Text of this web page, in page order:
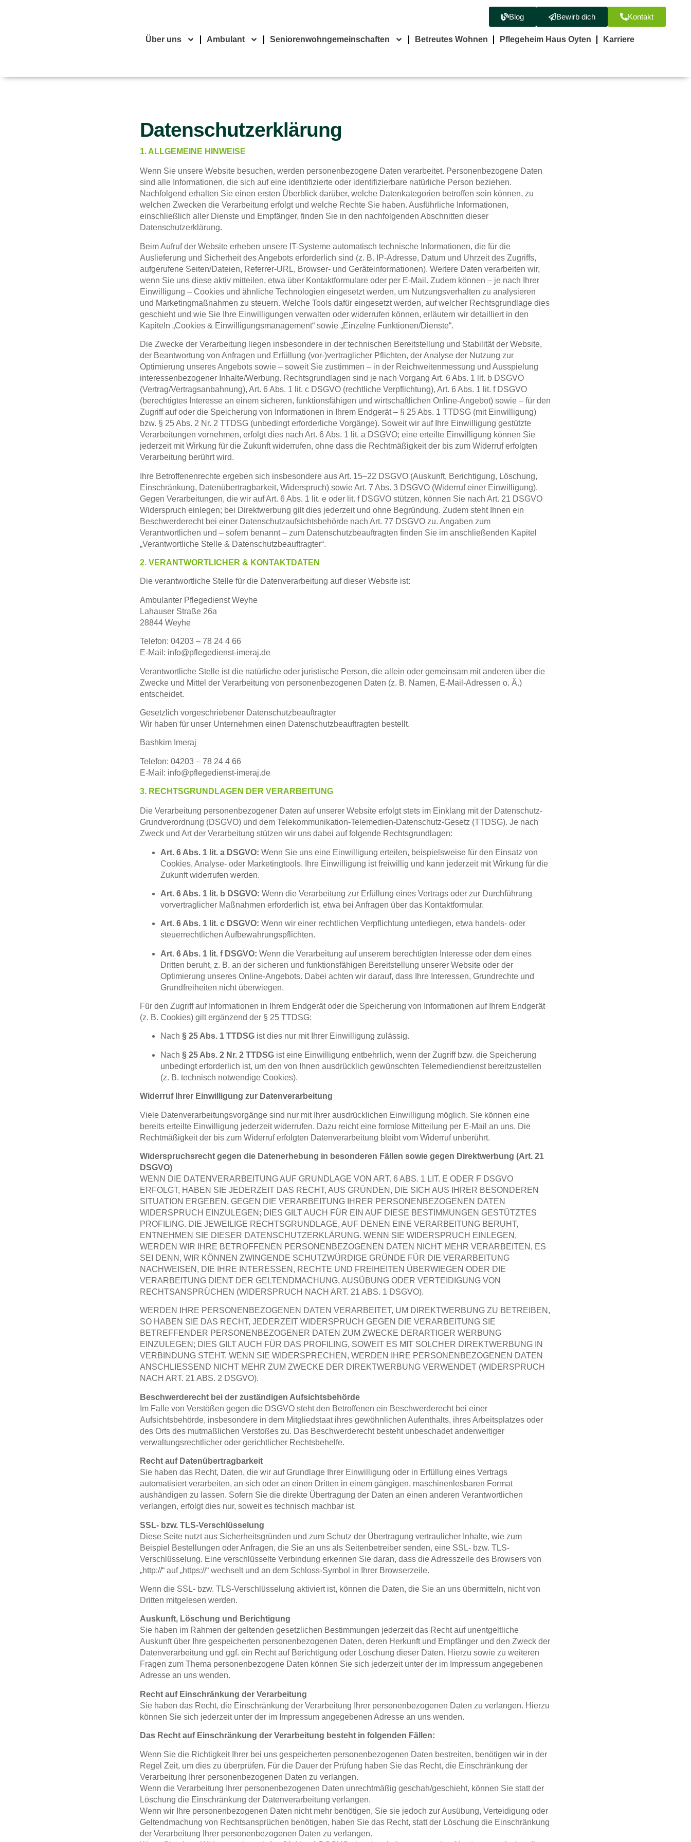
Blog Bewirb dich Kontakt
Über uns Ambulant Seniorenwohngemeinschaften Betreutes Wohnen Pflegeheim Haus Oyten Karriere
Datenschutzerklärung
1. ALLGEMEINE HINWEISE
Wenn Sie unsere Website besuchen, werden personenbezogene Daten verarbeitet. Personenbezogene Daten
sind alle Informationen, die sich auf eine identifizierte oder identifizierbare natürliche Person beziehen.
Nachfolgend erhalten Sie einen ersten Überblick darüber, welche Datenkategorien betroffen sein können, zu
welchen Zwecken die Verarbeitung erfolgt und welche Rechte Sie haben. Ausführliche Informationen,
einschließlich aller Dienste und Empfänger, finden Sie in den nachfolgenden Abschnitten dieser
Datenschutzerklärung.
Beim Aufruf der Website erheben unsere IT-Systeme automatisch technische Informationen, die für die
Auslieferung und Sicherheit des Angebots erforderlich sind (z. B. IP-Adresse, Datum und Uhrzeit des Zugriffs,
aufgerufene Seiten/Dateien, Referrer-URL, Browser- und Geräteinformationen). Weitere Daten verarbeiten wir,
wenn Sie uns diese aktiv mitteilen, etwa über Kontaktformulare oder per E-Mail. Zudem können – je nach Ihrer
Einwilligung – Cookies und ähnliche Technologien eingesetzt werden, um Nutzungsverhalten zu analysieren
und Marketingmaßnahmen zu steuern. Welche Tools dafür eingesetzt werden, auf welcher Rechtsgrundlage dies
geschieht und wie Sie Ihre Einwilligungen verwalten oder widerrufen können, erläutern wir detailliert in den
Kapiteln „Cookies & Einwilligungsmanagement“ sowie „Einzelne Funktionen/Dienste“.
Die Zwecke der Verarbeitung liegen insbesondere in der technischen Bereitstellung und Stabilität der Website,
der Beantwortung von Anfragen und Erfüllung (vor-)vertraglicher Pflichten, der Analyse der Nutzung zur
Optimierung unseres Angebots sowie – soweit Sie zustimmen – in der Reichweitenmessung und Ausspielung
interessenbezogener Inhalte/Werbung. Rechtsgrundlagen sind je nach Vorgang Art. 6 Abs. 1 lit. b DSGVO
(Vertrag/Vertragsanbahnung), Art. 6 Abs. 1 lit. c DSGVO (rechtliche Verpflichtung), Art. 6 Abs. 1 lit. f DSGVO
(berechtigtes Interesse an einem sicheren, funktionsfähigen und wirtschaftlichen Online-Angebot) sowie – für den
Zugriff auf oder die Speicherung von Informationen in Ihrem Endgerät – § 25 Abs. 1 TTDSG (mit Einwilligung)
bzw. § 25 Abs. 2 Nr. 2 TTDSG (unbedingt erforderliche Vorgänge). Soweit wir auf Ihre Einwilligung gestützte
Verarbeitungen vornehmen, erfolgt dies nach Art. 6 Abs. 1 lit. a DSGVO; eine erteilte Einwilligung können Sie
jederzeit mit Wirkung für die Zukunft widerrufen, ohne dass die Rechtmäßigkeit der bis zum Widerruf erfolgten
Verarbeitung berührt wird.
Ihre Betroffenenrechte ergeben sich insbesondere ausArt. 15–22 DSGVO (Auskunft, Berichtigung, Löschung,
Einschränkung, Datenübertragbarkeit, Widerspruch) sowieArt. 7 Abs. 3 DSGVO (Widerruf einer Einwilligung).
Gegen Verarbeitungen, die wir aufArt. 6 Abs. 1 lit. e oder lit. f DSGVO stützen, können Sie nach Art. 21 DSGVO
Widerspruch einlegen; bei Direktwerbung gilt dies jederzeit und ohne Begründung. Zudem steht Ihnen ein
Beschwerderecht bei einer Datenschutzaufsichtsbehörde nach Art. 77 DSGVO zu. Angaben zum
Verantwortlichen und – sofern benannt – zum Datenschutzbeauftragten finden Sie im anschließenden Kapitel
„Verantwortliche Stelle & Datenschutzbeauftragter“.
2. VERANTWORTLICHER & KONTAKTDATEN
Die verantwortliche Stelle für die Datenverarbeitung auf dieser Website ist:
Ambulanter Pflegedienst Weyhe
Lahauser Straße 26a
28844 Weyhe
Telefon: 04203 – 78 24 4 66
E-Mail: info@pflegedienst-imeraj.de
Verantwortliche Stelle ist die natürliche oder juristische Person, die allein oder gemeinsam mit anderen über die
Zwecke und Mittel der Verarbeitung von personenbezogenen Daten (z. B. Namen, E-Mail-Adressen o. Ä.)
entscheidet.
Gesetzlich vorgeschriebener Datenschutzbeauftragter
Wir haben für unser Unternehmen einen Datenschutzbeauftragten bestellt.
Bashkim Imeraj
Telefon: 04203 – 78 24 4 66
E-Mail: info@pflegedienst-imeraj.de
3. RECHTSGRUNDLAGEN DER VERARBEITUNG
Die Verarbeitung personenbezogener Daten auf unserer Website erfolgt stets im Einklang mit der Datenschutz-
Grundverordnung (DSGVO) und dem Telekommunikation-Telemedien-Datenschutz-Gesetz (TTDSG). Je nach
Zweck und Art der Verarbeitung stützen wir uns dabei auf folgende Rechtsgrundlagen:
Art. 6 Abs. 1 lit. a DSGVO: Wenn Sie uns eine Einwilligung erteilen, beispielsweise für den Einsatz von
Cookies, Analyse- oder Marketingtools. Ihre Einwilligung ist freiwillig und kann jederzeit mit Wirkung für die
Zukunft widerrufen werden.
Art. 6 Abs. 1 lit. b DSGVO: Wenn die Verarbeitung zur Erfüllung eines Vertrags oder zur Durchführung
vorvertraglicher Maßnahmen erforderlich ist, etwa bei Anfragen über das Kontaktformular.
Art. 6 Abs. 1 lit. c DSGVO: Wenn wir einer rechtlichen Verpflichtung unterliegen, etwa handels- oder
steuerrechtlichen Aufbewahrungspflichten.
Art. 6 Abs. 1 lit. f DSGVO: Wenn die Verarbeitung auf unserem berechtigten Interesse oder dem eines
Dritten beruht, z. B. an der sicheren und funktionsfähigen Bereitstellung unserer Website oder der
Optimierung unseres Online-Angebots. Dabei achten wir darauf, dass Ihre Interessen, Grundrechte und
Grundfreiheiten nicht überwiegen.
Für den Zugriff auf Informationen in Ihrem Endgerät oder die Speicherung von Informationen auf Ihrem Endgerät
(z. B. Cookies) gilt ergänzend der § 25 TTDSG:
Nach § 25 Abs. 1 TTDSG ist dies nur mit Ihrer Einwilligung zulässig.
Nach § 25 Abs. 2 Nr. 2 TTDSG ist eine Einwilligung entbehrlich, wenn der Zugriff bzw. die Speicherung
unbedingt erforderlich ist, um den von Ihnen ausdrücklich gewünschten Telemediendienst bereitzustellen
(z. B. technisch notwendige Cookies).
Widerruf Ihrer Einwilligung zur Datenverarbeitung
Viele Datenverarbeitungsvorgänge sind nur mit Ihrer ausdrücklichen Einwilligung möglich. Sie können eine
bereits erteilte Einwilligung jederzeit widerrufen. Dazu reicht eine formlose Mitteilung per E-Mail an uns. Die
Rechtmäßigkeit der bis zum Widerruf erfolgten Datenverarbeitung bleibt vom Widerruf unberührt.
Widerspruchsrecht gegen die Datenerhebung in besonderen Fällen sowie gegen Direktwerbung (Art. 21
DSGVO)
WENN DIE DATENVERARBEITUNG AUF GRUNDLAGE VON ART. 6 ABS. 1 LIT. E ODER F DSGVO
ERFOLGT, HABEN SIE JEDERZEIT DAS RECHT, AUS GRÜNDEN, DIE SICH AUS IHRER BESONDEREN
SITUATION ERGEBEN, GEGEN DIE VERARBEITUNG IHRER PERSONENBEZOGENEN DATEN
WIDERSPRUCH EINZULEGEN; DIES GILT AUCH FÜR EIN AUF DIESE BESTIMMUNGEN GESTÜTZTES
PROFILING. DIE JEWEILIGE RECHTSGRUNDLAGE, AUF DENEN EINE VERARBEITUNG BERUHT,
ENTNEHMEN SIE DIESER DATENSCHUTZERKLÄRUNG. WENN SIE WIDERSPRUCH EINLEGEN,
WERDEN WIR IHRE BETROFFENEN PERSONENBEZOGENEN DATEN NICHT MEHR VERARBEITEN, ES
SEI DENN, WIR KÖNNEN ZWINGENDE SCHUTZWÜRDIGE GRÜNDE FÜR DIE VERARBEITUNG
NACHWEISEN, DIE IHRE INTERESSEN, RECHTE UND FREIHEITEN ÜBERWIEGEN ODER DIE
VERARBEITUNG DIENT DER GELTENDMACHUNG, AUSÜBUNG ODER VERTEIDIGUNG VON
RECHTSANSPRÜCHEN (WIDERSPRUCH NACH ART. 21 ABS. 1 DSGVO).
WERDEN IHRE PERSONENBEZOGENEN DATEN VERARBEITET, UM DIREKTWERBUNG ZU BETREIBEN,
SO HABEN SIE DAS RECHT, JEDERZEIT WIDERSPRUCH GEGEN DIE VERARBEITUNG SIE
BETREFFENDER PERSONENBEZOGENER DATEN ZUM ZWECKE DERARTIGER WERBUNG
EINZULEGEN; DIES GILT AUCH FÜR DAS PROFILING, SOWEIT ES MIT SOLCHER DIREKTWERBUNG IN
VERBINDUNG STEHT. WENN SIE WIDERSPRECHEN, WERDEN IHRE PERSONENBEZOGENEN DATEN
ANSCHLIESSEND NICHT MEHR ZUM ZWECKE DER DIREKTWERBUNG VERWENDET (WIDERSPRUCH
NACH ART. 21 ABS. 2 DSGVO).
Beschwerderecht bei der zuständigen Aufsichtsbehörde
Im Falle von Verstößen gegen die DSGVO steht den Betroffenen ein Beschwerderecht bei einer
Aufsichtsbehörde, insbesondere in dem Mitgliedstaat ihres gewöhnlichen Aufenthalts, ihres Arbeitsplatzes oder
des Orts des mutmaßlichen Verstoßes zu. Das Beschwerderecht besteht unbeschadet anderweitiger
verwaltungsrechtlicher oder gerichtlicher Rechtsbehelfe.
Recht auf Datenübertragbarkeit
Sie haben das Recht, Daten, die wir auf Grundlage Ihrer Einwilligung oder in Erfüllung eines Vertrags
automatisiert verarbeiten, an sich oder an einen Dritten in einem gängigen, maschinenlesbaren Format
aushändigen zu lassen. Sofern Sie die direkte Übertragung der Daten an einen anderen Verantwortlichen
verlangen, erfolgt dies nur, soweit es technisch machbar ist.
SSL- bzw. TLS-Verschlüsselung
Diese Seite nutzt aus Sicherheitsgründen und zum Schutz der Übertragung vertraulicher Inhalte, wie zum
Beispiel Bestellungen oder Anfragen, die Sie an uns als Seitenbetreiber senden, eine SSL- bzw. TLS-
Verschlüsselung. Eine verschlüsselte Verbindung erkennen Sie daran, dass die Adresszeile des Browsers von
„http://“ auf „https://“ wechselt und an dem Schloss-Symbol in Ihrer Browserzeile.
Wenn die SSL- bzw. TLS-Verschlüsselung aktiviert ist, können die Daten, die Sie an uns übermitteln, nicht von
Dritten mitgelesen werden.
Auskunft, Löschung und Berichtigung
Sie haben im Rahmen der geltenden gesetzlichen Bestimmungen jederzeit das Recht auf unentgeltliche
Auskunft über Ihre gespeicherten personenbezogenen Daten, deren Herkunft und Empfänger und den Zweck der
Datenverarbeitung und ggf. ein Recht auf Berichtigung oder Löschung dieser Daten. Hierzu sowie zu weiteren
Fragen zum Thema personenbezogene Daten können Sie sich jederzeit unter der im Impressum angegebenen
Adresse an uns wenden.
Recht auf Einschränkung der Verarbeitung
Sie haben das Recht, die Einschränkung der Verarbeitung Ihrer personenbezogenen Daten zu verlangen. Hierzu
können Sie sich jederzeit unter der im Impressum angegebenen Adresse an uns wenden.
Das Recht auf Einschränkung der Verarbeitung besteht in folgenden Fällen:
Wenn Sie die Richtigkeit Ihrer bei uns gespeicherten personenbezogenen Daten bestreiten, benötigen wir in der
Regel Zeit, um dies zu überprüfen. Für die Dauer der Prüfung haben Sie das Recht, die Einschränkung der
Verarbeitung Ihrer personenbezogenen Daten zu verlangen.
Wenn die Verarbeitung Ihrer personenbezogenen Daten unrechtmäßig geschah/geschieht, können Sie statt der
Löschung die Einschränkung der Datenverarbeitung verlangen.
Wenn wir Ihre personenbezogenen Daten nicht mehr benötigen, Sie sie jedoch zur Ausübung, Verteidigung oder
Geltendmachung von Rechtsansprüchen benötigen, haben Sie das Recht, statt der Löschung die Einschränkung
der Verarbeitung Ihrer personenbezogenen Daten zu verlangen.